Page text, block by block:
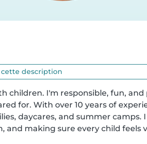
cette description
children. I'm responsible, fun, and
for. With over 10 years of
daycares, and summer camps.
making sure every child feels